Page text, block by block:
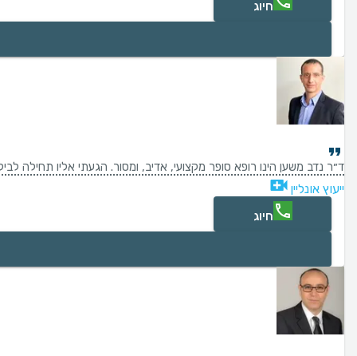
חיוג
ד״ר נדב משען הינו רופא סופר מקצועי, אדיב, ומסור. הגעתי אליו תחילה
ייעוץ אונליין
חיוג